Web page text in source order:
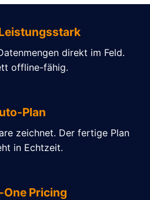
direkt im Feld.
offline-fähig.
Plan
zeichnet. Der fertige Plan
in Echtzeit.
Pricing